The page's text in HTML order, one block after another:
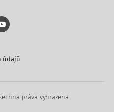
práva vyhrazena.
údajů